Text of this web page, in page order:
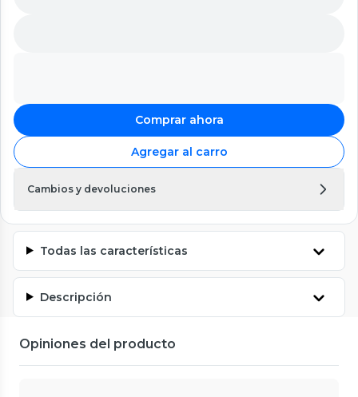
Comprar ahora
Agregar al carro
Cambios y devoluciones
Todas las características
Descripción
Opiniones del producto